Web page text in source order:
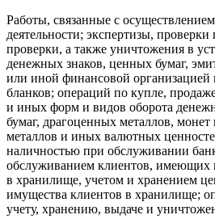
Работы, связанные с
деятельности; экспертизы,
проверки, а также уничтожения в
денежных знаков, ценных бумаг,
или иной финансовой
бланков; операций по купле,
и иных форм и видов оборота
бумаг, драгоценных металлов,
металлов и иных валютных
наличностью при обслуживании
обслуживанием клиентов, имеющих
в хранилище, учетом и хранением
имущества клиентов в хранилище;
учету, хранению, выдаче и